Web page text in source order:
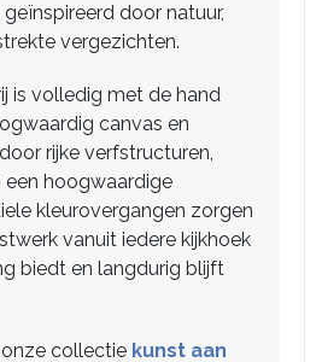
door natuur,
vergezichten.
is volledig met de hand
canvas en
rijke verfstructuren,
een hoogwaardige
kleurovergangen zorgen
vanuit iedere kijkhoek
biedt en langdurig blijft
collectie kunst aan